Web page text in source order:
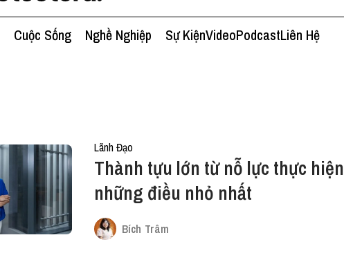
Cuộc Sống Nghề Nghiệp Sự KiệnVideoPodcastLiên Hệ
Lãnh Đạo
Thành tựu lớn từ nỗ lực thực hiện
những điều nhỏ nhất
Bích Trâm